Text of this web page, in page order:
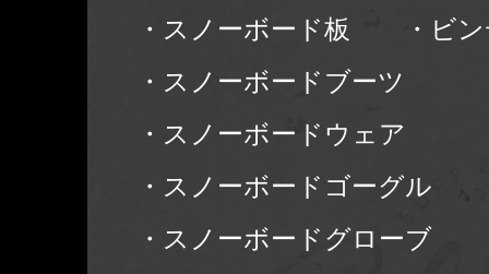
・スノーボード板
・ビ
・スノーボードブーツ
・スノーボードウェア
・スノーボードゴーグル
・スノーボードグローブ